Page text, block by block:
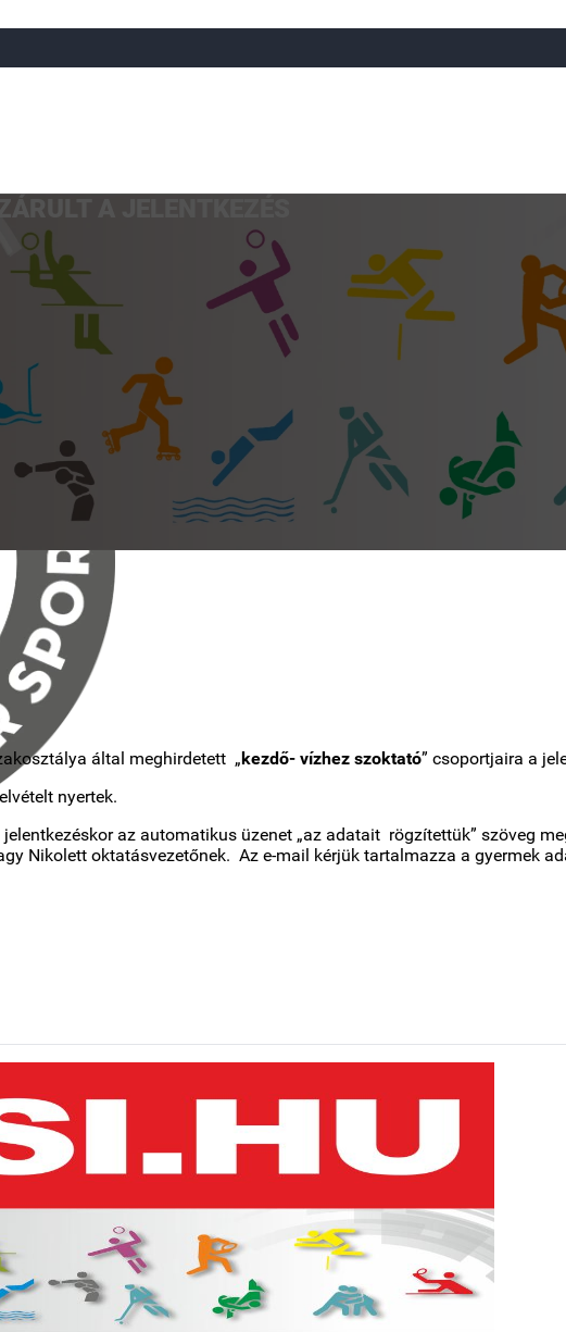
által meghirdetett „kezdő- vízhez szoktató” csoportjaira a
nyertek.
az automatikus üzenet „az adatait rögzítettük” szöveg
Nikolett oktatásvezetőnek. Az e-mail kérjük tartalmazza a gyermek